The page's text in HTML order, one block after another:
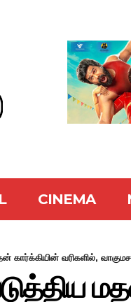
CINEMA
கார்க்கியின் வரிகளில்,